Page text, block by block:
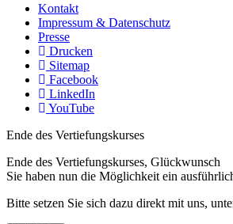
Kontakt
Impressum & Datenschutz
Presse
Drucken
Sitemap
Facebook
LinkedIn
YouTube
Ende des Vertiefungskurses
Ende des Vertiefungskurses, Glückwunsch
Sie haben nun die Möglichkeit ein
Bitte setzen Sie sich dazu direkt mit uns,